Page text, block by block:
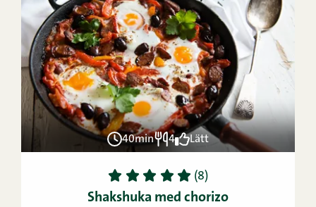
40min 4 Lätt
1 2 3 4 5 (8)
Shakshuka med chorizo